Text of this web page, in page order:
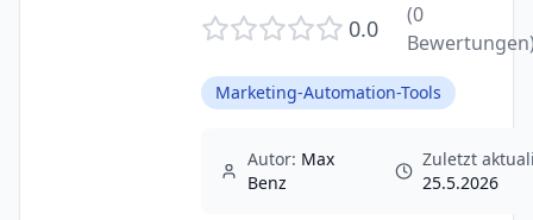
0.0 (0
Marketing-Automation-Tools
Autor: Max
Benz
Zuletzt
25.5.2026